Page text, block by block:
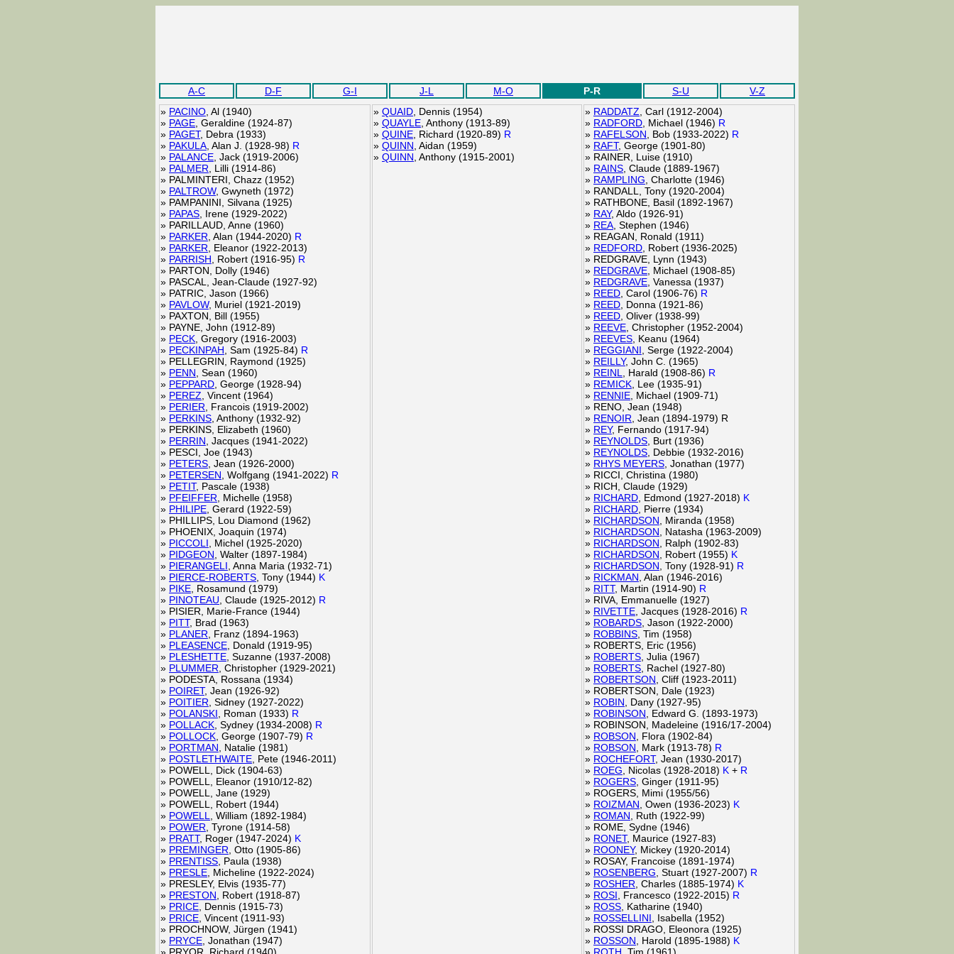
A-C D-F G-I J-L M-O P-R S-U
V-Z
» PACINO , Al (1940)
» PAGE , Geraldine (1924-87)
» PAGET, Debra (1933)
» PAKULA , Alan J. (1928-98) R
» PALANCE , Jack (1919-2006)
» PALMER , Lilli (1914-86)
» PALMINTERI, Chazz (1952)
» PALTROW, Gwyneth (1972)
» PAMPANINI, Silvana (1925)
» PAPAS , Irene (1929-2022)
» PARILLAUD, Anne (1960)
» PARKER , Alan (1944-2020) R
» PARKER , Eleanor (1922-2013)
» PARRISH , Robert (1916-95) R
» PARTON, Dolly (1946)
» PASCAL, Jean-Claude (1927-92)
» PATRIC, Jason (1966)
» PAVLOW, Muriel (1921-2019)
» PAXTON, Bill (1955)
» PAYNE, John (1912-89)
» PECK , Gregory (1916-2003)
» PECKINPAH , Sam (1925-84) R
» PELLEGRIN, Raymond (1925)
» PENN , Sean (1960)
» PEPPARD , George (1928-94)
» PEREZ , Vincent (1964)
» PERIER , Francois (1919-2002)
» PERKINS , Anthony (1932-92)
» PERKINS, Elizabeth (1960)
» PERRIN , Jacques (1941-2022)
» PESCI, Joe (1943)
» PETERS , Jean (1926-2000)
» PETERSEN , Wolfgang (1941-2022) R
» PETIT, Pascale (1938)
» PFEIFFER , Michelle (1958)
» PHILIPE , Gerard (1922-59)
» PHILLIPS, Lou Diamond (1962)
» PHOENIX, Joaquin (1974)
» PICCOLI , Michel (1925-2020)
» PIDGEON , Walter (1897-1984)
» PIERANGELI , Anna Maria (1932-71)
» PIERCE-ROBERTS , Tony (1944) K
» PIKE , Rosamund (1979)
» PINOTEAU , Claude (1925-2012) R
» PISIER, Marie-France (1944)
» PITT, Brad (1963)
» PLANER , Franz (1894-1963)
» PLEASENCE , Donald (1919-95)
» PLESHETTE , Suzanne (1937-2008)
» PLUMMER , Christopher (1929-2021)
» PODESTA, Rossana (1934)
» POIRET, Jean (1926-92)
» POITIER , Sidney (1927-2022)
» POLANSKI , Roman (1933) R
» POLLACK , Sydney (1934-2008) R
» POLLOCK , George (1907-79) R
» PORTMAN , Natalie (1981)
» POSTLETHWAITE , Pete (1946-2011)
» POWELL, Dick (1904-63)
» POWELL, Eleanor (1910/12-82)
» POWELL, Jane (1929)
» POWELL, Robert (1944)
» POWELL
, William (1892-1984)
» POWER , Tyrone (1914-58)
» PRATT, Roger (1947-2024) K
» PREMINGER , Otto (1905-86)
» PRENTISS , Paula (1938)
» PRESLE , Micheline (1922-2024)
» PRESLEY, Elvis (1935-77)
» PRESTON , Robert (1918-87)
» PRICE , Dennis (1915-73)
» PRICE , Vincent (1911-93)
» PROCHNOW, Jürgen (1941)
» PRYCE , Jonathan (1947)
» QUAID , Dennis (1954)
» QUAYLE , Anthony (1913-89)
» QUINE , Richard (1920-89) R
» QUINN , Aidan (1959)
» QUINN , Anthony (1915-2001)
» RADDATZ , Carl (1912-2004)
» RADFORD , Michael (1946) R
» RAFELSON , Bob (1933-2022) R
» RAFT, George (1901-80)
» RAINER, Luise (1910)
» RAINS , Claude (1889-1967)
» RAMPLING , Charlotte (1946)
» RANDALL, Tony (1920-2004)
» RATHBONE, Basil (1892-1967)
» RAY, Aldo (1926-91)
» REA , Stephen (1946)
» REAGAN, Ronald (1911)
» REDFORD , Robert (1936-2025)
» REDGRAVE, Lynn (1943)
» REDGRAVE , Michael (1908-85)
» REDGRAVE , Vanessa (1937)
» REED , Carol (1906-76) R
» REED , Donna (1921-86)
» REED , Oliver (1938-99)
» REEVE , Christopher (1952-2004)
» REEVES , Keanu (1964)
» REGGIANI , Serge (1922-2004)
» REILLY, John C. (1965)
» REINL , Harald (1908-86) R
» REMICK , Lee (1935-91)
» RENNIE , Michael (1909-71)
» RENO, Jean (1948)
» RENOIR , Jean (1894-1979) R
» REY, Fernando (1917-94)
» REYNOLDS , Burt (1936)
» REYNOLDS , Debbie (1932-2016)
» RHYS MEYERS , Jonathan (1977)
» RICCI, Christina (1980)
» RICH, Claude (1929)
» RICHARD , Edmond (1927-2018) K
» RICHARD , Pierre (1934)
» RICHARDSON , Miranda (1958)
» RICHARDSON , Natasha (1963-2009)
» RICHARDSON , Ralph (1902-83)
» RICHARDSON , Robert (1955) K
» RICHARDSON , Tony (1928-91) R
» RICKMAN , Alan (1946-2016)
» RITT, Martin (1914-90) R
» RIVA, Emmanuelle (1927)
» RIVETTE , Jacques (1928-2016) R
» ROBARDS , Jason (1922-2000)
» ROBBINS , Tim (1958)
» ROBERTS, Eric (1956)
» ROBERTS , Julia (1967)
» ROBERTS , Rachel (1927-80)
» ROBERTSON , Cliff (1923-2011)
» ROBERTSON, Dale (1923)
» ROBIN , Dany (1927-95)
» ROBINSON , Edward G. (1893-1973)
» ROBINSON, Madeleine (1916/17-2004)
» ROBSON , Flora (1902-84)
» ROBSON , Mark (1913-78) R
» ROCHEFORT, Jean (1930-2017)
» ROEG , Nicolas (1928-2018) K + R
» ROGERS , Ginger (1911-95)
» ROGERS, Mimi (1955/56)
» ROIZMAN , Owen (1936-2023) K
» ROMAN , Ruth (1922-99)
» ROME, Sydne (1946)
» RONET, Maurice (1927-83)
» ROONEY, Mickey (1920-2014)
» ROSAY, Francoise (1891-1974)
» ROSENBERG , Stuart (1927-2007) R
» ROSHER , Charles (1885-1974) K
» ROSI , Francesco (1922-2015) R
» ROSS , Katharine (1940)
» ROSSELLINI , Isabella (1952)
» ROSSI DRAGO, Eleonora (1925)
» ROSSON , Harold (1895-1988) K